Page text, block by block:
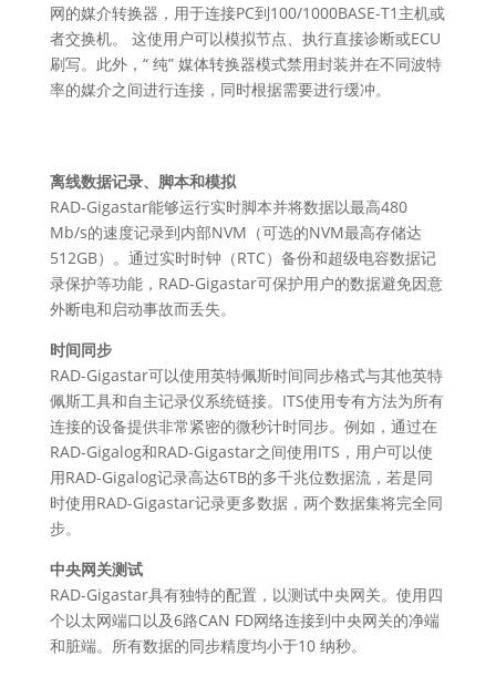
网的媒介转换器，用于连接PC到100/1000BASE-T1主机或
者交换机。 这使用户可以模拟节点、执行直接诊断或ECU
刷写。此外，“ 纯” 媒体转换器模式禁用封装并在不同波特
率的媒介之间进行连接，同时根据需要进行缓冲。
离线数据记录、脚本和模拟
RAD-Gigastar能够运行实时脚本并将数据以最高480
Mb/s的速度记录到内部NVM（可选的NVM最高存储达
512GB）。通过实时时钟（RTC）备份和超级电容数据记
录保护等功能，RAD-Gigastar可保护用户的数据避免因意
外断电和启动事故而丢失。
时间同步
RAD-Gigastar可以使用英特佩斯时间同步格式与其他英特
佩斯工具和自主记录仪系统链接。ITS使用专有方法为所有
连接的设备提供非常紧密的微秒计时同步。例如，通过在
RAD-Gigalog和RAD-Gigastar之间使用ITS，用户可以使
用RAD-Gigalog记录高达6TB的多千兆位数据流，若是同
时使用RAD-Gigastar记录更多数据，两个数据集将完全同
步。
中央网关测试
RAD-Gigastar具有独特的配置，以测试中央网关。使用四
个以太网端口以及6路CAN FD网络连接到中央网关的净端
和脏端。所有数据的同步精度均小于10 纳秒。